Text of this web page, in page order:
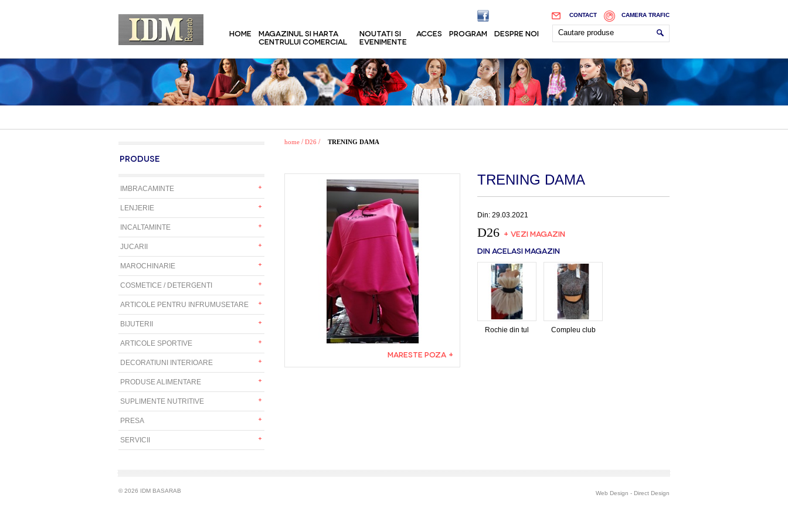
CAMERA TRAFIC
CONTACT
HOME
MAGAZINUL SI HARTA
CENTRULUI COMERCIAL
NOUTATI SI
EVENIMENTE
ACCES PROGRAM DESPRE NOI
PRODUSE
IMBRACAMINTE
LENJERIE
INCALTAMINTE
JUCARII
MAROCHINARIE
COSMETICE / DETERGENTI
ARTICOLE PENTRU INFRUMUSETARE
BIJUTERII
ARTICOLE SPORTIVE
DECORATIUNI INTERIOARE
PRODUSE ALIMENTARE
SUPLIMENTE NUTRITIVE
PRESA
SERVICII
home / D26 / TRENING DAMA
MARESTE POZA +
TRENING DAMA
Din: 29.03.2021
D26 + VEZI MAGAZIN
DIN ACELASI MAGAZIN
Rochie din tul Compleu club
© 2026 IDM BASARAB Web Design - Direct Design